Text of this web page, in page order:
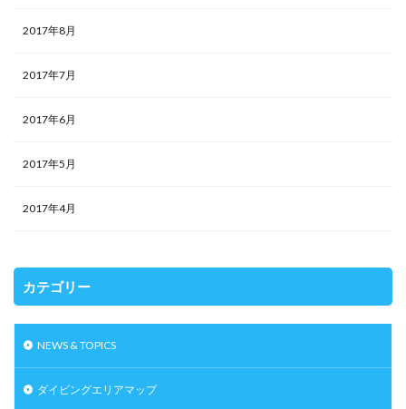
2017年8月
2017年7月
2017年6月
2017年5月
2017年4月
カテゴリー
NEWS & TOPICS
ダイビングエリアマップ